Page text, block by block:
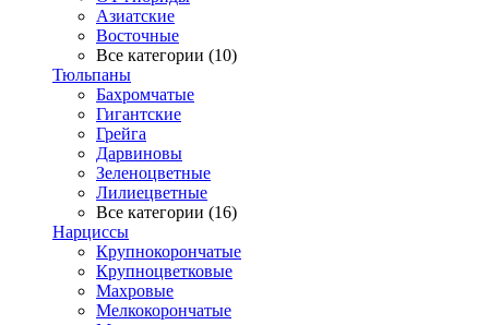
Азиатские
Восточные
Все категории (10)
Тюльпаны
Бахромчатые
Гигантские
Грейга
Дарвиновы
Зеленоцветные
Лилиецветные
Все категории (16)
Нарциссы
Крупнокорончатые
Крупноцветковые
Махровые
Мелкокорончатые